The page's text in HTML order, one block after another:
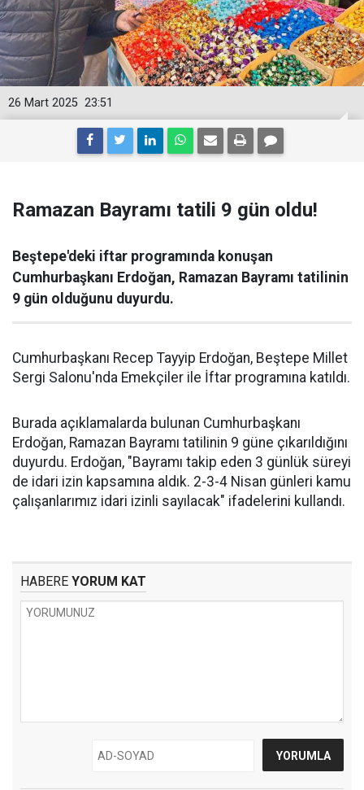
23:51
26 Mart 2025
Ramazan Bayramı tatili 9 gün oldu!
Beştepe'deki iftar programında konuşan
Cumhurbaşkanı Erdoğan, Ramazan Bayramı tatilinin
9 gün olduğunu duyurdu.
Cumhurbaşkanı Recep Tayyip Erdoğan, Beştepe Millet
Sergi Salonu'nda Emekçiler ile İftar programına katıldı.
Burada açıklamalarda bulunan Cumhurbaşkanı
Erdoğan, Ramazan Bayramı tatilinin 9 güne çıkarıldığını
duyurdu. Erdoğan, "Bayramı takip eden 3 günlük süreyi
de idari izin kapsamına aldık. 2-3-4 Nisan günleri kamu
çalışanlarımız idari izinli sayılacak" ifadelerini kullandı.
HABERE YORUM KAT